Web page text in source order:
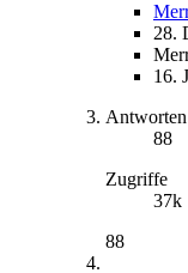
28.
16.
Antworten
88
Zugriffe
37k
88